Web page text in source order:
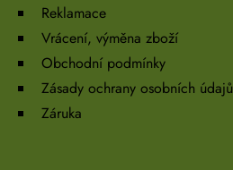
Reklamace
Vrácení, výměna zboží
Obchodní podmínky
Zásady ochrany osobních údajů
Záruka